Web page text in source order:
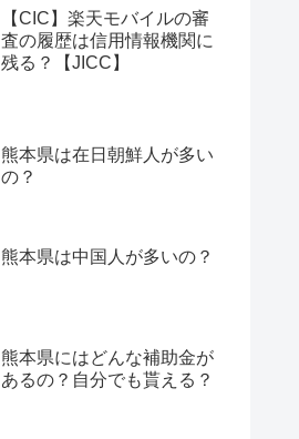
【CIC】楽天モバイルの審
査の履歴は信用情報機関に
残る？【JICC】
熊本県は在日朝鮮人が多い
の？
熊本県は中国人が多いの？
熊本県にはどんな補助金が
あるの？自分でも貰える？